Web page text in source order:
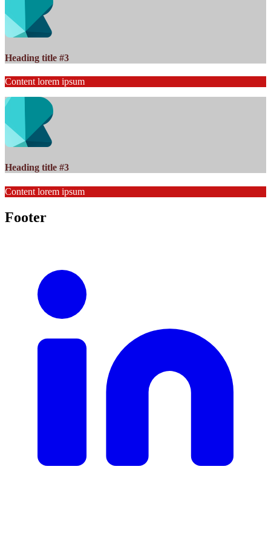
Heading title #3
Content lorem ipsum
Heading title #3
Content lorem ipsum
Footer